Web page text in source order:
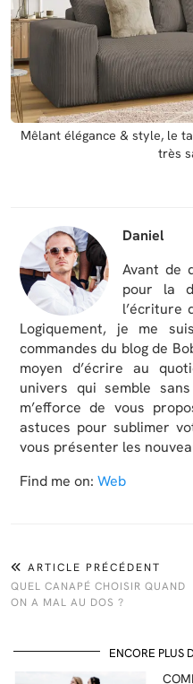
Mêlant élégance & style, le
très
Daniel
Avant de
pour la
l’écriture
Logiquement, je me
commandes du blog de
moyen d’écrire au
univers qui semble
m’efforce de vous
astuces pour sublimer
vous présenter les
Find me on: Web
ARTICLE PRÉCÉDENT
QUEL CANAPÉ CHOISIR QUAND
ON A MAL AU DOS ?
ENCORE PLUS